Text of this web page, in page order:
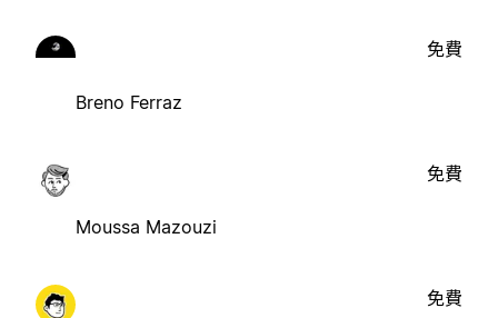
Breno Ferraz
免費
Moussa Mazouzi
免費
免費